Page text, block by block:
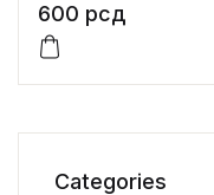
600 рсд
Categories